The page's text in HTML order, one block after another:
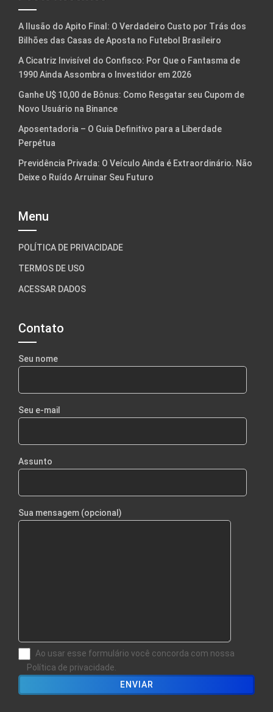
A Ilusão do Apito Final: O Verdadeiro Custo por Trás dos
Bilhões das Casas de Aposta no Futebol Brasileiro
A Cicatriz Invisível do Confisco: Por Que o Fantasma de
1990 Ainda Assombra o Investidor em 2026
Ganhe U$ 10,00 de Bônus: Como Resgatar seu Cupom de
Novo Usuário na Binance
Aposentadoria – O Guia Definitivo para a Liberdade
Perpétua
Previdência Privada: O Veículo Ainda é Extraordinário. Não
Deixe o Ruído Arruinar Seu Futuro
Menu
POLÍTICA DE PRIVACIDADE
TERMOS DE USO
ACESSAR DADOS
Contato
Seu nome
Seu e-mail
Assunto
Sua mensagem (opcional)
Ao usar esse formulário você concorda com nossa
Política de privacidade.